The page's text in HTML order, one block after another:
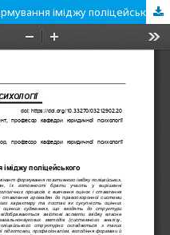
іміджу поліцейського